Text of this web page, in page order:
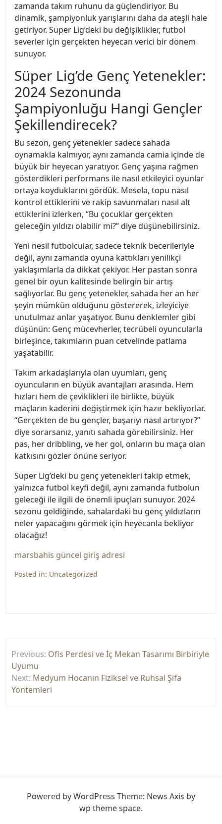
zamanda takım ruhunu da güçlendiriyor. Bu
dinamik, şampiyonluk yarışlarını daha da ateşli hale
getiriyor. Süper Lig’deki bu değişiklikler, futbol
severler için gerçekten heyecan verici bir dönem
sunuyor.
Süper Lig’de Genç Yetenekler:
2024 Sezonunda
Şampiyonluğu Hangi Gençler
Şekillendirecek?
Bu sezon, genç yetenekler sadece sahada
oynamakla kalmıyor, aynı zamanda camia içinde de
büyük bir heyecan yaratıyor. Genç yaşına rağmen
gösterdikleri performans ile nasıl etkileyici oyunlar
ortaya koyduklarını gördük. Mesela, topu nasıl
kontrol ettiklerini ve rakip savunmaları nasıl alt
ettiklerini izlerken, “Bu çocuklar gerçekten
geleceğin yıldızı olabilir mi?” diye düşünebilirsiniz.
Yeni nesil futbolcular, sadece teknik becerileriyle
değil, aynı zamanda oyuna kattıkları yenilikçi
yaklaşımlarla da dikkat çekiyor. Her pastan sonra
genel bir oyun kalitesinde belirgin bir artış
sağlıyorlar. Bu genç yetenekler, sahada her an her
şeyin mümkün olduğunu göstererek, izleyiciye
unutulmaz anlar yaşatıyor. Bunu denklemler gibi
düşünün: Genç mücevherler, tecrübeli oyuncularla
birleşince, takımların puan cetvelinde patlama
yaşatabilir.
Takım arkadaşlarıyla olan uyumları, genç
oyuncuların en büyük avantajları arasında. Hem
hızları hem de çeviklikleri ile birlikte, büyük
maçların kaderini değiştirmek için hazır bekliyorlar.
“Gerçekten de bu gençler, başarıyı nasıl artırıyor?”
diye sorarsanız, yanıtı sahada görebilirsiniz. Her
pas, her dribbling, ve her gol, onların bu maça olan
katkısını gözler önüne seriyor.
Süper Lig’deki bu genç yetenekleri takip etmek,
yalnızca futbol keyfi değil, aynı zamanda futbolun
geleceği ile ilgili de önemli ipuçları sunuyor. 2024
sezonu geldiğinde, sahalardaki bu genç yıldızların
neler yapacağını görmek için heyecanla bekliyor
olacağız!
marsbahis güncel giriş adresi
Posted in: Uncategorized
gezinmesi
Previous: Ofis Perdesi ve İç Mekan Tasarımı Birbiriyle
Uyumu
Next: Medyum Hocanın Fiziksel ve Ruhsal Şifa
Yöntemleri
Powered by WordPress Theme: News Axis by
wp theme space.